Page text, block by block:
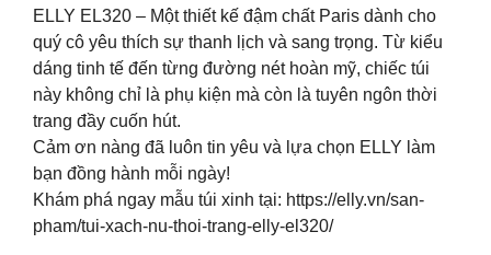
ELLY EL320 – Một thiết kế đậm chất Paris dành cho
quý cô yêu thích sự thanh lịch và sang trọng. Từ kiểu
dáng tinh tế đến từng đường nét hoàn mỹ, chiếc túi
này không chỉ là phụ kiện mà còn là tuyên ngôn thời
trang đầy cuốn hút.
Cảm ơn nàng đã luôn tin yêu và lựa chọn ELLY làm
bạn đồng hành mỗi ngày!
Khám phá ngay mẫu túi xinh tại: https://elly.vn/san-
pham/tui-xach-nu-thoi-trang-elly-el320/